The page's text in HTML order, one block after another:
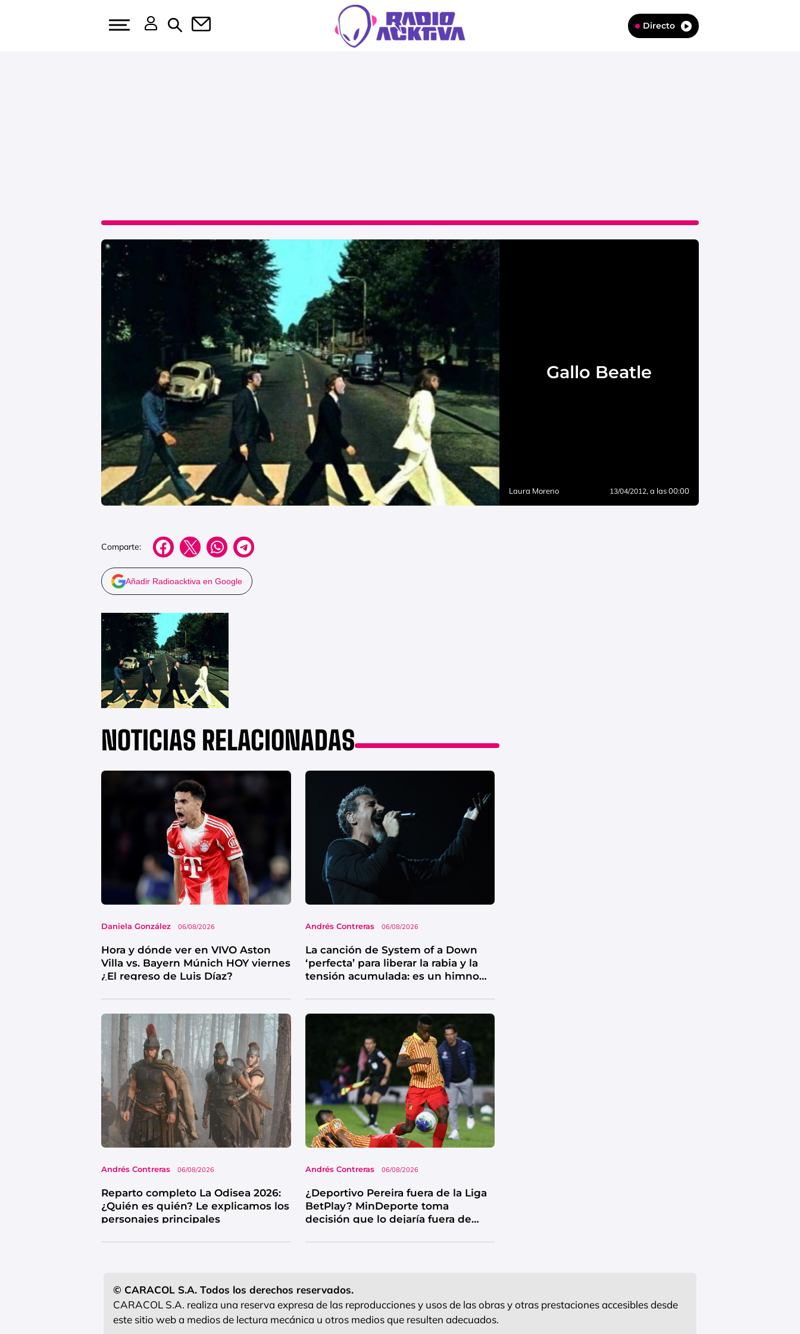
Directo
Gallo Beatle
Laura Moreno 13/04/2012, a las 00:00
Comparte:
Añadir Radioacktiva en Google
NOTICIAS RELACIONADAS
Daniela González 06/08/2026
Hora y dónde ver en VIVO Aston
Villa vs. Bayern Múnich HOY viernes
¿El regreso de Luis Díaz?
Andrés Contreras 06/08/2026
La canción de System of a Down
‘perfecta’ para liberar la rabia y la
tensión acumulada: es un himno
Andrés Contreras 06/08/2026
Reparto completo La Odisea 2026:
¿Quién es quién? Le explicamos los
personajes principales
Andrés Contreras 06/08/2026
¿Deportivo Pereira fuera de la Liga
BetPlay? MinDeporte toma
decisión que lo dejaría fuera de
© CARACOL S.A. Todos los derechos reservados.
CARACOL S.A. realiza una reserva expresa de las reproducciones y usos de las obras y otras prestaciones accesibles desde
este sitio web a medios de lectura mecánica u otros medios que resulten adecuados.